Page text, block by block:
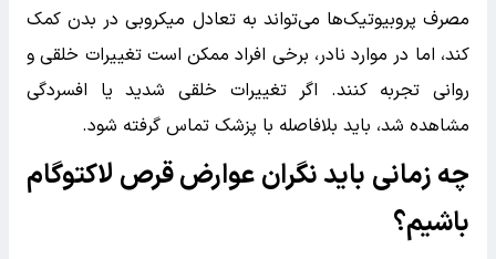
مصرف پروبیوتیک‌ها می‌تواند به تعادل میکروبی در بدن کمک
کند، اما در موارد نادر، برخی افراد ممکن است تغییرات خلقی و
روانی تجربه کنند. اگر تغییرات خلقی شدید یا افسردگی
مشاهده شد، باید بلافاصله با پزشک تماس گرفته شود.
چه زمانی باید نگران عوارض قرص لاکتوگام
باشیم؟